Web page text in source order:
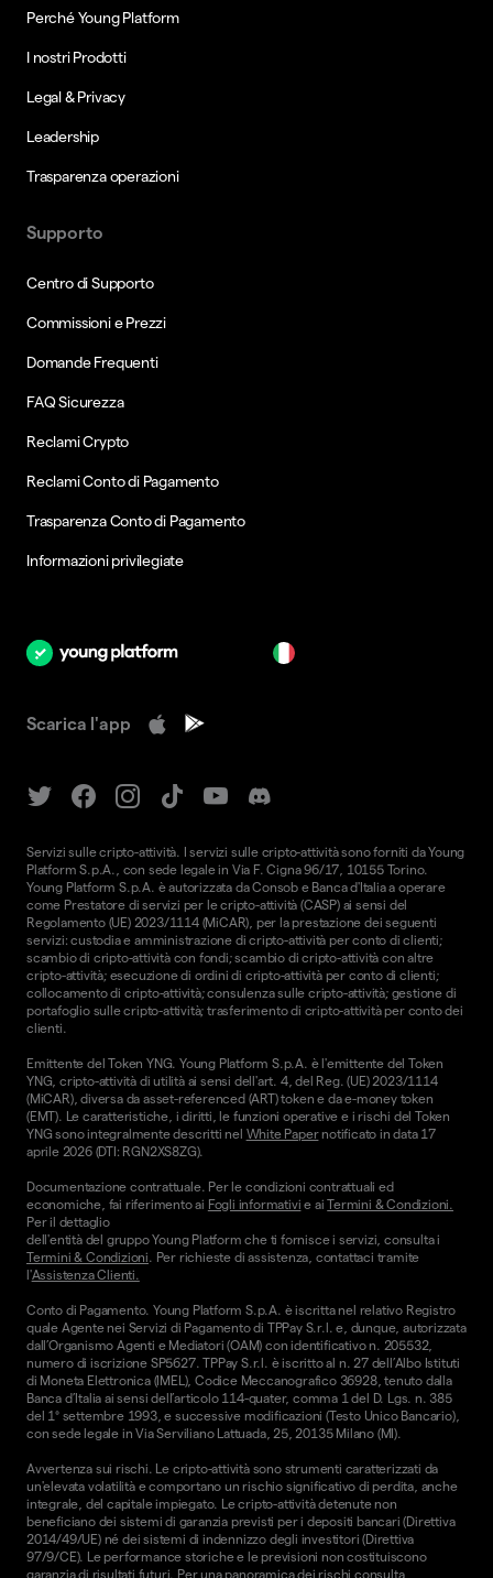
Perché Young Platform
I nostri Prodotti
Legal & Privacy
Leadership
Trasparenza operazioni
Supporto
Centro di Supporto
Commissioni e Prezzi
Domande Frequenti
FAQ Sicurezza
Reclami Crypto
Reclami Conto di Pagamento
Trasparenza Conto di Pagamento
Informazioni privilegiate
Scarica l'app
Servizi sulle cripto-attività. I servizi sulle cripto-attività sono forniti da Young
Platform S.p.A., con sede legale in Via F. Cigna 96/17, 10155 Torino.
Young Platform S.p.A. è autorizzata da Consob e Banca d'Italia a operare
come Prestatore di servizi per le cripto-attività (CASP) ai sensi del
Regolamento (UE) 2023/1114 (MiCAR), per la prestazione dei seguenti
servizi: custodia e amministrazione di cripto-attività per conto di clienti;
scambio di cripto-attività con fondi; scambio di cripto-attività con altre
cripto-attività; esecuzione di ordini di cripto-attività per conto di clienti;
collocamento di cripto-attività; consulenza sulle cripto-attività; gestione di
portafoglio sulle cripto-attività; trasferimento di cripto-attività per conto dei
clienti.
Emittente del Token YNG. Young Platform S.p.A. è l'emittente del Token
YNG, cripto-attività di utilità ai sensi dell'art. 4, del Reg. (UE) 2023/1114
(MiCAR), diversa da asset-referenced (ART) token e da e-money token
(EMT). Le caratteristiche, i diritti, le funzioni operative e i rischi del Token
YNG sono integralmente descritti nel White Papernotificato in data 17
aprile 2026 (DTI: RGN2XS8ZG).
Documentazione contrattuale. Per le condizioni contrattuali ed
economiche, fai riferimento ai Fogli informativi e aiTermini & Condizioni.
Per il dettaglio
dell'entità del gruppo Young Platform che ti fornisce i servizi, consulta i
Termini & Condizioni. Per richieste di assistenza, contattaci tramite
l'Assistenza Clienti.
Conto di Pagamento. Young Platform S.p.A. è iscritta nel relativo Registro
quale Agente nei Servizi di Pagamento di TPPay S.r.l. e, dunque, autorizzata
dall’Organismo Agenti e Mediatori (OAM) con identificativo n. 205532,
numero di iscrizione SP5627. TPPay S.r.l. è iscritto al n. 27 dell’Albo Istituti
di Moneta Elettronica (IMEL), Codice Meccanografico 36928, tenuto dalla
Banca d’Italia ai sensi dell’articolo 114-quater, comma 1 del D. Lgs. n. 385
del 1° settembre 1993, e successive modificazioni (Testo Unico Bancario),
con sede legale in Via Serviliano Lattuada, 25, 20135 Milano (MI).
Avvertenza sui rischi. Le cripto-attività sono strumenti caratterizzati da
un'elevata volatilità e comportano un rischio significativo di perdita, anche
integrale, del capitale impiegato. Le cripto-attività detenute non
beneficiano dei sistemi di garanzia previsti per i depositi bancari (Direttiva
2014/49/UE) né dei sistemi di indennizzo degli investitori (Direttiva
97/9/CE). Le performance storiche e le previsioni non costituiscono
garanzia di risultati futuri. Per una panoramica dei rischi consulta